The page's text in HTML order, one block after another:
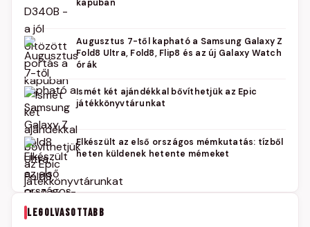
kapuban
Augusztus 7-től kapható a Samsung Galaxy Z
Fold8 Ultra, Fold8, Flip8 és az új Galaxy Watch
órák
Ismét két ajándékkal bővíthetjük az Epic
játékkönyvtárunkat
Elkészült az első országos mémkutatás: tízből
heten küldenek hetente mémeket
LEGOLVASOTTABB